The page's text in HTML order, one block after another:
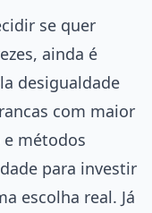
se quer
ainda é
desigualdade
com maior
e métodos
para investir
escolha real. Já